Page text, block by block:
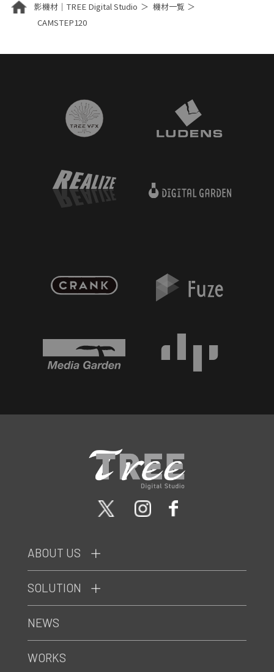
影機材｜TREE Digital Studio
機材一覧
CAMSTEP120
ABOUT US
SOLUTION
NEWS
WORKS